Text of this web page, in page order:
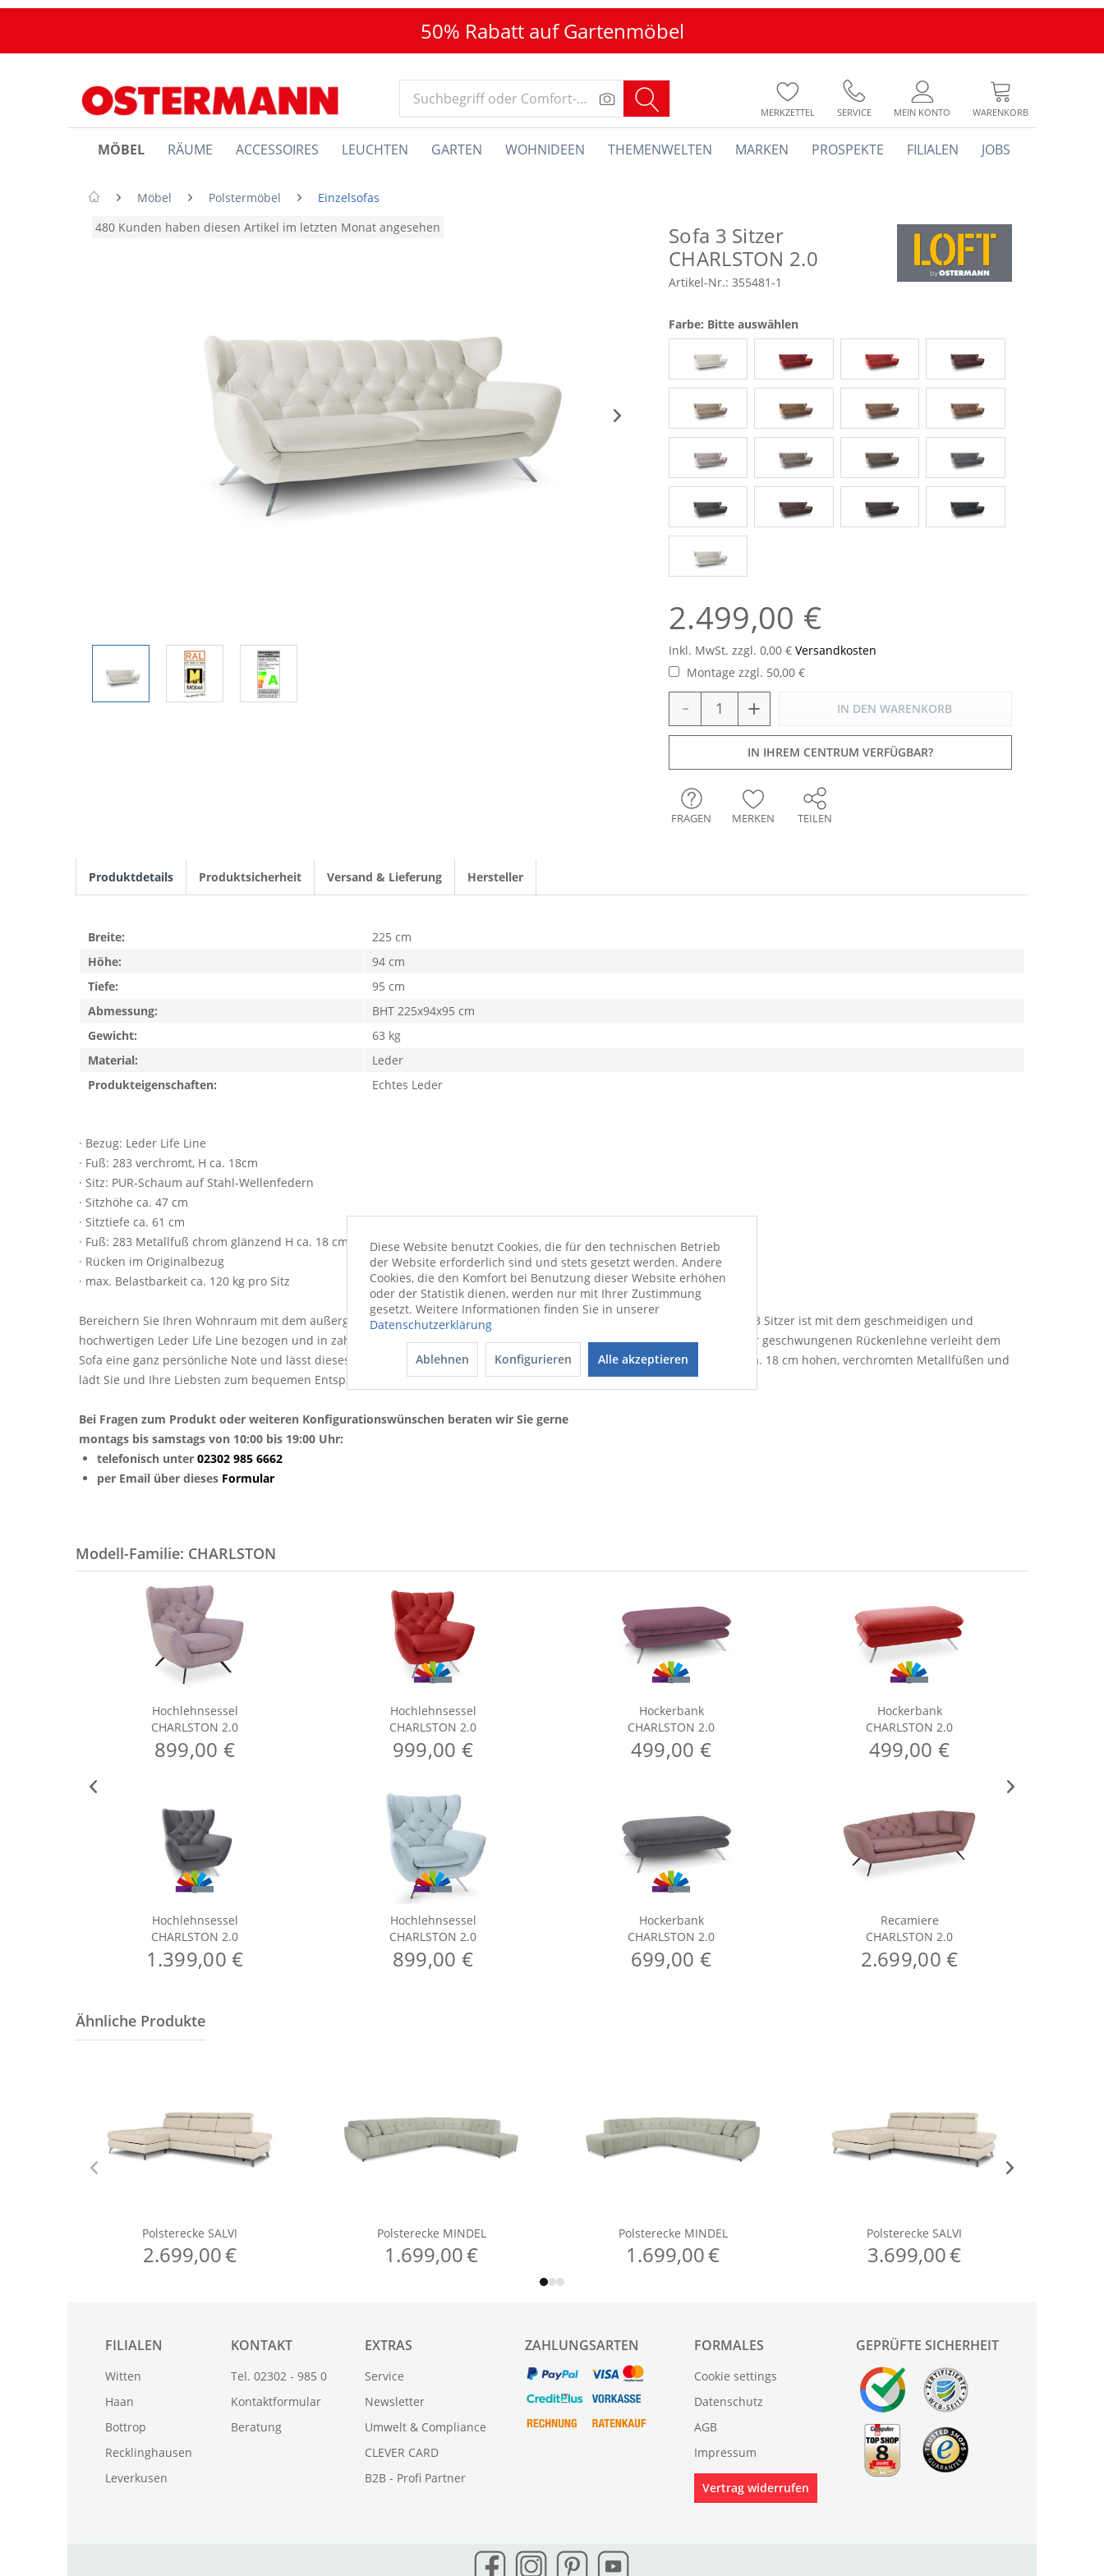
50% Rabatt auf Gartenmöbel
MERKZETTEL SERVICE MEIN KONTO WARENKORB
MÖBEL RÄUME ACCESSOIRES LEUCHTEN GARTEN WOHNIDEEN THEMENWELTEN MARKEN PROSPEKTE FILIALEN JOBS
Möbel Polstermöbel
Einzelsofas
480 Kunden haben diesen Artikel im letzten Monat angesehen
Sofa 3 Sitzer
CHARLSTON 2.0
Artikel-Nr.: 355481-1
2.499,00 €
Inkl. MwSt. zzgl. 0,00 € Versandkosten
Montage zzgl. 50,00 €
Farbe: Bitte auswählen
- + IN DEN WARENKORB
IN IHREM CENTRUM VERFÜGBAR?
FRAGEN MERKEN TEILEN
Produktdetails Produktsicherheit Versand & Lieferung Hersteller
· Bezug: Leder Life Line
· Fuß: 283 verchromt, H ca. 18cm
· Sitz: PUR-Schaum auf Stahl-Wellenfedern
· Sitzhöhe ca. 47 cm
· Sitztiefe ca. 61 cm
· Fuß: 283 Metallfuß chrom glänzend H ca. 18 cm
· Rücken im Originalbezug
· max. Belastbarkeit ca. 120 kg pro Sitz
Bereichern Sie Ihren Wohnraum mit dem außergewöhnlichen und komfortablen Sofa Charlston von CANDY. Der moderne 3 Sitzer ist mit dem geschmeidigen und
hochwertigen Leder Life Line bezogen und in zahlreichen, edlen Farbausführungen erhältlich. Die Diamantsteppung in der geschwungenen Rückenlehne verleiht dem
Sofa eine ganz persönliche Note und lässt dieses zum stilechten Hingucker werden. Die großzügige Sitzfläche thront auf ca. 18 cm hohen, verchromten Metallfüßen und
lädt Sie und Ihre Liebsten zum bequemen Entspannen ein.
Bei Fragen zum Produkt oder weiteren Konfigurationswünschen beraten wir Sie gerne
montags bis samstags von 10:00 bis 19:00 Uhr:
telefonisch unter 02302 985 6662
per Email über dieses Formular
Breite:
225 cm
Höhe:
94 cm
Tiefe:
95 cm
Abmessung:
BHT 225x94x95 cm
Gewicht:
63 kg
Material:
Leder
Produkteigenschaften:
Echtes Leder
Modell-Familie: CHARLSTON
Hochlehnsessel
CHARLSTON 2.0
899,00 €
Hochlehnsessel
CHARLSTON 2.0
1.399,00 €
Hochlehnsessel
CHARLSTON 2.0
999,00 €
Hochlehnsessel
CHARLSTON 2.0
899,00 €
Hockerbank
CHARLSTON 2.0
499,00 €
Hockerbank
CHARLSTON 2.0
699,00 €
Hockerbank
CHARLSTON 2.0
499,00 €
Recamiere
CHARLSTON 2.0
2.699,00 €
FILIALEN
Witten
Haan
Bottrop
Recklinghausen
Leverkusen
KONTAKT
Tel. 02302 - 985 0
Kontaktformular
Beratung
EXTRAS
Service
Newsletter
Umwelt & Compliance
CLEVER CARD
B2B - Profi Partner
ZAHLUNGSARTEN FORMALES
Cookie settings
Datenschutz
AGB
Impressum
Vertrag widerrufen
GEPRÜFTE SICHERHEIT
Diese Website benutzt Cookies, die für den technischen Betrieb
der Website erforderlich sind und stets gesetzt werden. Andere
Cookies, die den Komfort bei Benutzung dieser Website erhöhen
oder der Statistik dienen, werden nur mit Ihrer Zustimmung
gesetzt. Weitere Informationen finden Sie in unserer
Datenschutzerklärung
Ablehnen Konfigurieren Alle akzeptieren